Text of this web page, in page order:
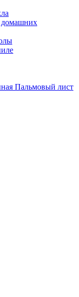
домашних
Пальмовый лист